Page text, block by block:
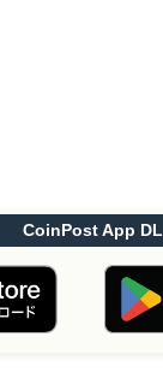
CoinPost App DL